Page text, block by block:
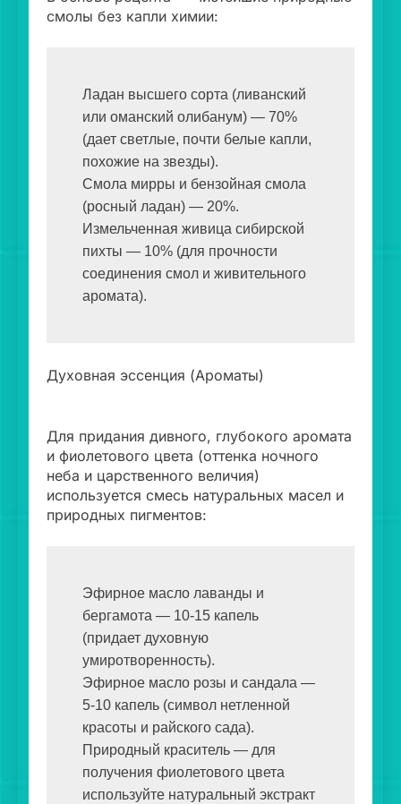
смолы без капли химии:
Ладан высшего сорта (ливанский
или оманский олибанум) — 70%
(дает светлые, почти белые капли,
похожие на звезды).
Смола мирры и бензойная смола
(росный ладан) — 20%.
Измельченная живица сибирской
пихты — 10% (для прочности
соединения смол и живительного
аромата).
Духовная эссенция (Ароматы)
Для придания дивного, глубокого аромата
и фиолетового цвета (оттенка ночного
неба и царственного величия)
используется смесь натуральных масел и
природных пигментов:
Эфирное масло лаванды и
бергамота — 10-15 капель
(придает духовную
умиротворенность).
Эфирное масло розы и сандала —
5-10 капель (символ нетленной
красоты и райского сада).
Природный краситель — для
получения фиолетового цвета
используйте натуральный экстракт